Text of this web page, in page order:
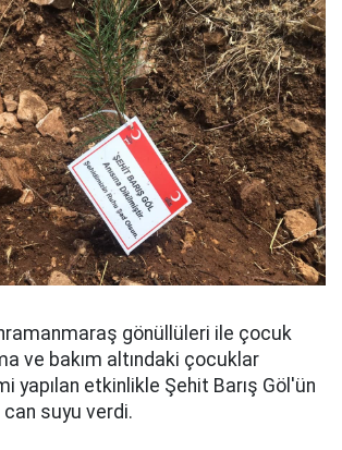
gönüllüleri ile çocuk
ve bakım altındaki çocuklar
yapılan etkinlikle Şehit Barış Göl'ün
suyu verdi.